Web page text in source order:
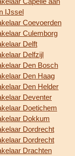
IJssel
Coevoerden
Culemborg
Delft
Delfzijl
Den Bosch
Den Haag
Den Helder
Deventer
Doetichem
Dokkum
Dordrecht
Dordrecht
Drachten